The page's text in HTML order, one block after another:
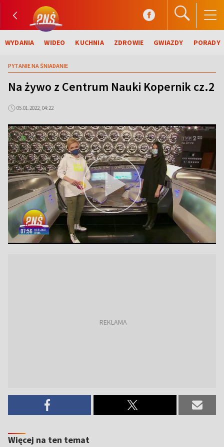
WYDANIA WIDEO KUCHNIA ZDROWIE GWIAZDY PORADY
PYTANIE NA ŚNIADANIE
Na żywo z Centrum Nauki Kopernik cz.2
05.01.2022, 04:22
Więcej na ten temat